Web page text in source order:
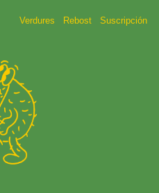
Verdures Rebost Suscripción